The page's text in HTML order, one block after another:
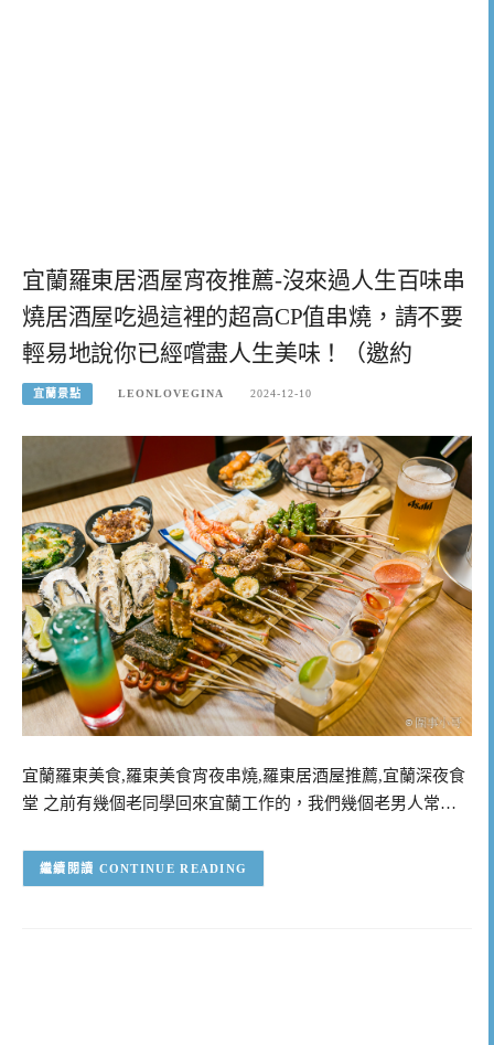
宜蘭羅東居酒屋宵夜推薦-沒來過人生百味串
燒居酒屋吃過這裡的超高CP值串燒，請不要
輕易地說你已經嚐盡人生美味！（邀約
宜蘭景點 LEONLOVEGINA 2024-12-10
宜蘭羅東美食,羅東美食宵夜串燒,羅東居酒屋推薦,宜蘭深夜食
堂 之前有幾個老同學回來宜蘭工作的，我們幾個老男人常…
CONTINUE READING